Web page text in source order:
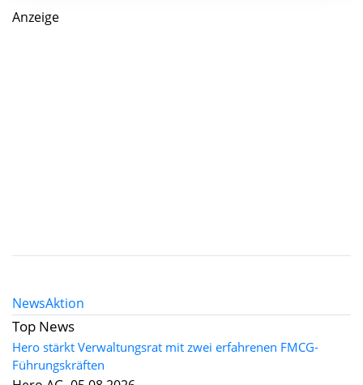
Anzeige
NewsAktion
Top News
Hero stärkt Verwaltungsrat mit zwei erfahrenen FMCG-
Führungskräften